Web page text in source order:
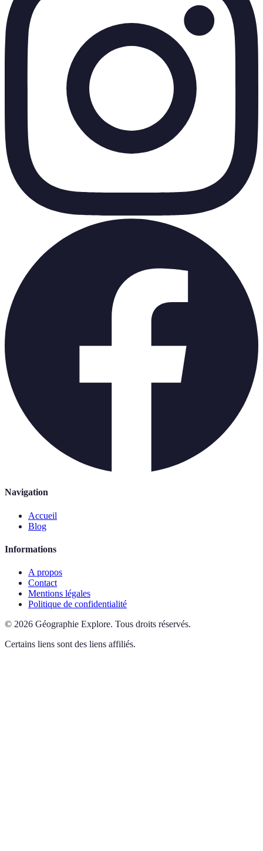
Navigation
Accueil
Blog
Informations
A propos
Contact
Mentions légales
Politique de confidentialité
© 2026 Géographie Explore. Tous droits réservés.
Certains liens sont des liens affiliés.